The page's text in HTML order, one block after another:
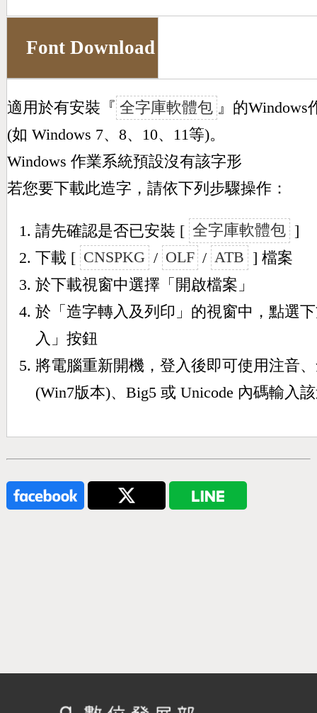
Font Download
適用於有安裝『 全字庫軟體包 』的Windows
(如 Windows 7、8、10、11等)。
Windows 作業系統預設沒有該字形
若您要下載此造字，請依下列步驟操作：
請先確認是否已安裝 [ 全字庫軟體包 ]
下載 [ CNSPKG / OLF / ATB ] 檔案
於下載視窗中選擇「開啟檔案」
於「造字轉入及列印」的視窗中，點選
入」按鈕
將電腦重新開機，登入後即可使用注音
(Win7版本)、Big5 或 Unicode 內碼輸入